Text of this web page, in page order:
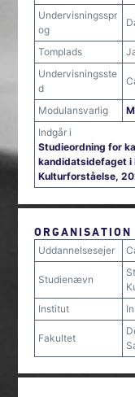
Undervisningsspr
og
Tomplads
Undervisningsste
d
Modulansvarlig
Indgår i
Studieordning for
kandidatsidefaget i
Kulturforståelse,
ORGANISATION
Uddannelsesejer
Studienævn
Institut
Fakultet